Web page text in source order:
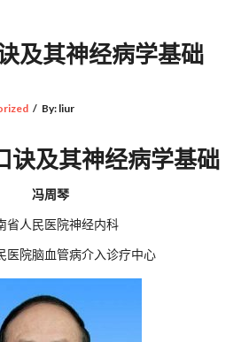
及其神经病学基础
/ By: liur
诀及其神经病学基础
冯周琴
省人民医院神经内科
医院脑血管病介入诊疗中心